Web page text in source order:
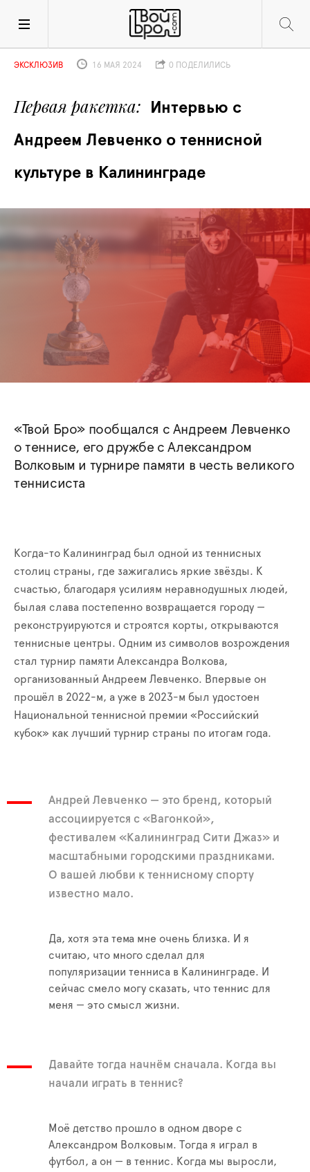
Первая ракетка
Интервью с
Андреем Левченко о теннисной
культуре в Калининграде
ЭКСКЛЮЗИВ 16 МАЯ 2024 0 ПОДЕЛИЛИСЬ
«Твой Бро» пообщался с Андреем Левченко
о теннисе, его дружбе с Александром
Волковым и турнире памяти в честь великого
теннисиста
Когда-то Калининград был одной из теннисных
столиц страны, где зажигались яркие звёзды. К
счастью, благодаря усилиям неравнодушных людей,
былая слава постепенно возвращается городу —
реконструируются и строятся корты, открываются
теннисные центры. Одним из символов возрождения
стал турнир памяти Александра Волкова,
организованный Андреем Левченко. Впервые он
прошёл в 2022-м, а уже в 2023-м был удостоен
Национальной теннисной премии «Российский
кубок» как лучший турнир страны по итогам года.
Андрей Левченко — это бренд, который
ассоциируется с «Вагонкой»,
фестивалем «Калининград Сити Джаз» и
масштабными городскими праздниками.
О вашей любви к теннисному спорту
известно мало.
Да, хотя эта тема мне очень близка. И я
считаю, что много сделал для
популяризации тенниса в Калининграде. И
сейчас смело могу сказать, что теннис для
меня — это смысл жизни.
Давайте тогда начнём сначала. Когда вы
начали играть в теннис?
Моё детство прошло в одном дворе с
Александром Волковым. Тогда я играл в
футбол, а он — в теннис. Когда мы выросли,